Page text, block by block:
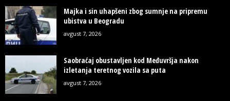
Majka i sin uhapšeni zbog sumnje na pripremu
ubistva u Beogradu
avgust 7, 2026
Saobraćaj obustavljen kod Međuvršja nakon
izletanja teretnog vozila sa puta
avgust 7, 2026